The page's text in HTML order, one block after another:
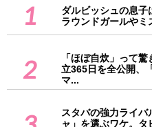
1
ダルビッシュの息子
ラウンドガールや
2
「ほぼ自炊」って
立365日を全公開、
マ...
スタバの強力ライバ
ャ」を選ぶワケ。タ